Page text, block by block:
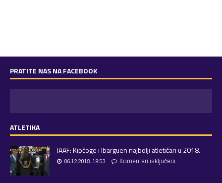
PRATITE NAS NA FACEBOOK
ATLETIKA
IAAF: Kipčoge i Ibarguen najbolji atletičari u 2018.
06.12.2018. 19:53 Komentari isključeni